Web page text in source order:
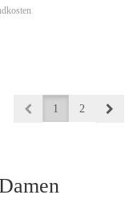
1 2